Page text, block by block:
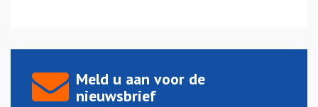
Meld u aan voor de
nieuwsbrief